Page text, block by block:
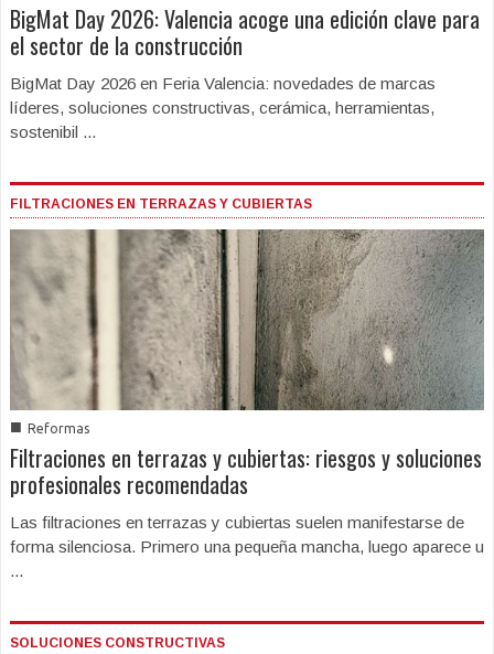
BigMat Day 2026: Valencia acoge una edición clave para
el sector de la construcción
BigMat Day 2026 en Feria Valencia: novedades de marcas
líderes, soluciones constructivas, cerámica, herramientas,
sostenibil ...
FILTRACIONES EN TERRAZAS Y CUBIERTAS
■ Reformas
Filtraciones en terrazas y cubiertas: riesgos y soluciones
profesionales recomendadas
Las filtraciones en terrazas y cubiertas suelen manifestarse de
forma silenciosa. Primero una pequeña mancha, luego aparece u
...
SOLUCIONES CONSTRUCTIVAS